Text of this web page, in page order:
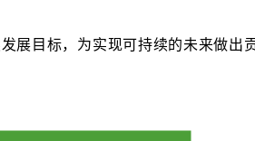
展目标，为实现可持续的未来做出贡